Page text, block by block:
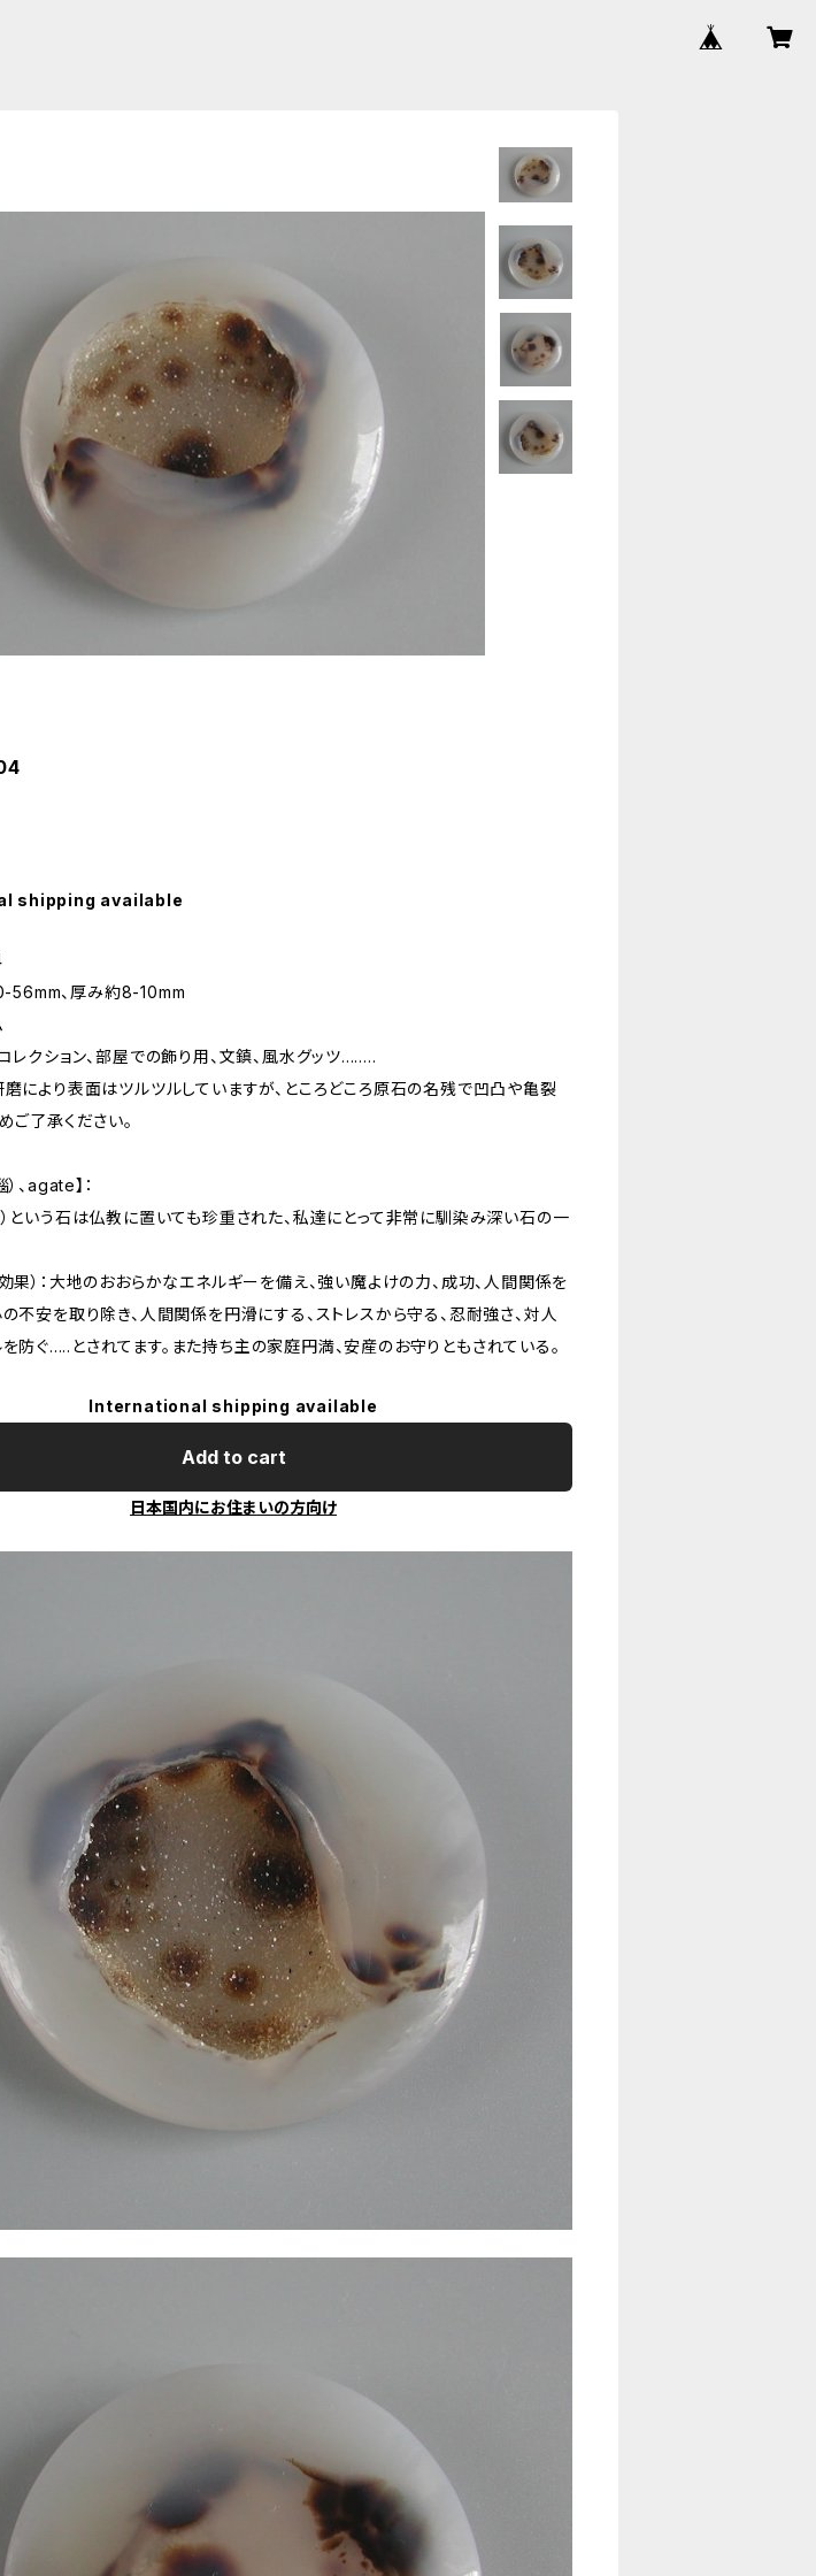
shipping available
56mm、厚み約8-10mm
レクション、部屋での飾り用、文鎮、風水グッツ........
により表面はツルツルしていますが、ところどころ原石の名残で凹凸や亀裂
ご了承ください。
、agate】：
という石は仏教に置いても珍重された、私達にとって非常に馴染み深い石の一
果）：大地のおおらかなエネルギーを備え、強い魔よけの力、成功、人間関係を
不安を取り除き、人間関係を円滑にする、ストレスから守る、忍耐強さ、対人
防ぐ.....とされてます。また持ち主の家庭円満、安産のお守りともされている。
International shipping available
Add to cart
日本国内にお住まいの方向け